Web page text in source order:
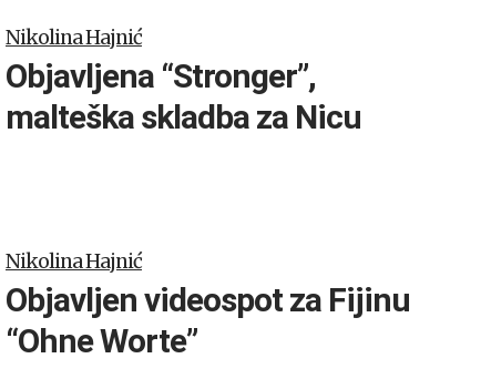
Nikolina Hajnić
Objavljena “Stronger”,
malteška skladba za Nicu
Nikolina Hajnić
Objavljen videospot za Fijinu
“Ohne Worte”